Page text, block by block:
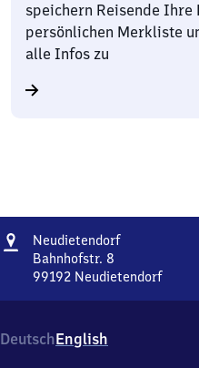
speichern Reisende
persönlichen Merkliste
alle Infos zu
Adresse
NeudietendorfNeudietendorf
Bahnhofstr. 8
99192 Neudietendorf
8,
9
DeutschEnglish